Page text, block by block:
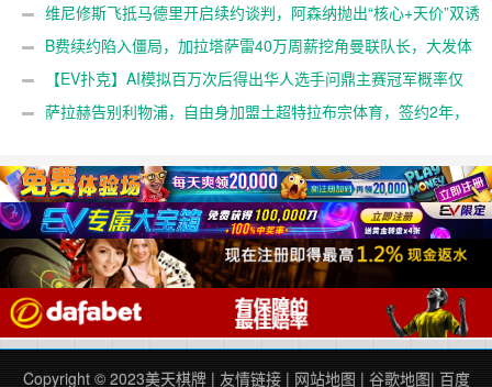
家，大发体育助力你的致富之路！【EV扑克官网】
维尼修斯飞抵马德里开启续约谈判，阿森纳抛出“核心+天价”双诱
惑，大发体育助力你的致富之路！【EV扑克官网】
B费续约陷入僵局，加拉塔萨雷40万周薪挖角曼联队长，大发体
育助力你的致富之路！【EV扑克官网】
【EV扑克】AI模拟百万次后得出华人选手问鼎主赛冠军概率仅
3%【EV扑克官网】
萨拉赫告别利物浦，自由身加盟土超特拉布宗体育，签约2年，
Copyright © 2023美天棋牌| 友情链接| 网站地图 | 谷歌地图| 百度